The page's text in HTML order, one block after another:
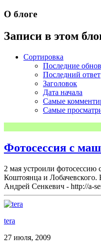
О блоге
Записи в этом
Сортировка
Последние
Последний ответ
Заголовок
Дата начала
Самые
Самые
Фотосессия с
2 мая устроили фотосессию
Коштоянца и Лобачевского.
Андрей Сенкевич - http://a-
tera
27 июля, 2009